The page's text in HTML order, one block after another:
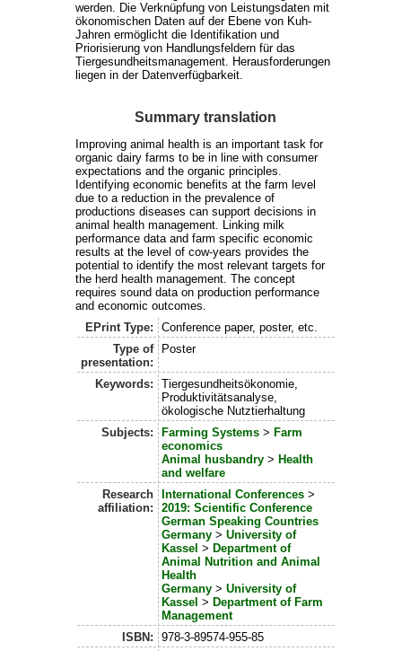
werden. Die Verknüpfung von Leistungsdaten mit
ökonomischen Daten auf der Ebene von Kuh-
Jahren ermöglicht die Identifikation und
Priorisierung von Handlungsfeldern für das
Tiergesundheitsmanagement. Herausforderungen
liegen in der Datenverfügbarkeit.
Summary translation
Improving animal health is an important task for
organic dairy farms to be in line with consumer
expectations and the organic principles.
Identifying economic benefits at the farm level
due to a reduction in the prevalence of
productions diseases can support decisions in
animal health management. Linking milk
performance data and farm specific economic
results at the level of cow-years provides the
potential to identify the most relevant targets for
the herd health management. The concept
requires sound data on production performance
and economic outcomes.
EPrint Type:
Conference paper, poster, etc.
Type of
presentation:
Poster
Keywords:
Tiergesundheitsökonomie,
Produktivitätsanalyse,
ökologische Nutztierhaltung
Subjects:
Farming Systems >Farm
economics
Animal husbandry >Health
and welfare
Research
affiliation:
International Conferences >
2019: Scientific Conference
German Speaking Countries
Germany >University of
Kassel >Department of
Animal Nutrition and Animal
Health
Germany >University of
Kassel >Department of Farm
Management
ISBN:
978-3-89574-955-85